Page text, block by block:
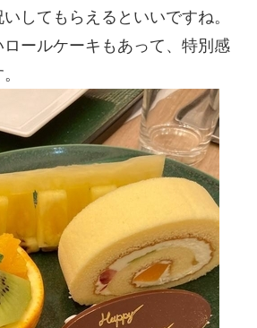
してもらえるといいですね。
ールケーキもあって、特別感